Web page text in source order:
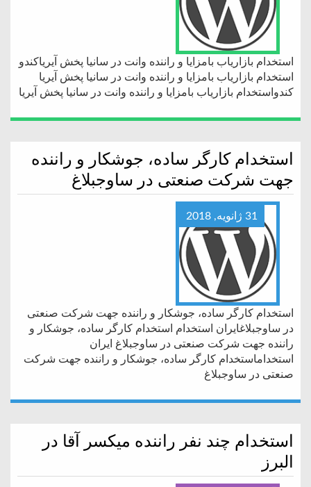
استخدام بازاریاب بامزایا و راننده وانت در سانیا پخش آیریاکندو
استخدام بازاریاب بامزایا و راننده وانت در سانیا پخش آیریا
کندواستخدام بازاریاب بامزایا و راننده وانت در سانیا پخش آیریا
استخدام کارگر ساده، جوشکار و راننده
جهت شرکت صنعتی در ساوجبلاغ
31 ژانویه, 2018
استخدام کارگر ساده، جوشکار و راننده جهت شرکت صنعتی
در ساوجبلاغایران استخدام استخدام کارگر ساده، جوشکار و
راننده جهت شرکت صنعتی در ساوجبلاغ ایران
استخداماستخدام کارگر ساده، جوشکار و راننده جهت شرکت
صنعتی در ساوجبلاغ
استخدام چند نفر راننده میکسر آقا در
البرز